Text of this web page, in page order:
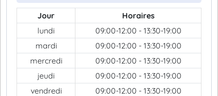
Jour
Horaires
lundi
09:00-12:00 - 13:30-19:00
mardi
09:00-12:00 - 13:30-19:00
mercredi
09:00-12:00 - 13:30-19:00
jeudi
09:00-12:00 - 13:30-19:00
vendredi
09:00-12:00 - 13:30-19:00